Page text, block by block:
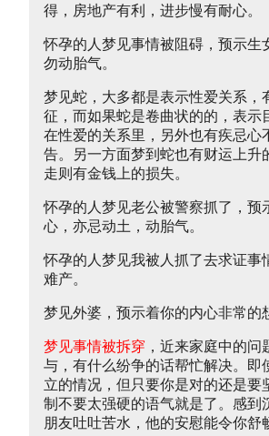
得，房地产有利，进步慢有耐心。
怀孕的人梦见事情被阻碍，预示生
勿动胎气。
梦见蛇，大多都是表示性爱关系，
征，而如果蛇是卷曲状的的，表示
在性爱的关系里，另外也有疾忌心
告。另一方面梦到蛇也有财运上升
走则有金钱上的损失。
怀孕的人梦见老公被警察抓了，预
心，亦忌动土，动胎气。
怀孕的人梦见我被人抓了去求证事
难产。
梦见外婆，预示着你的内心非常的
梦见事情被拆穿 ，近来家庭中的问
与，有什么纷争的话帮忙解决。即
立的情况，但只要你是对的还是要
制不要太强硬的语气就是了。感到
朋友吐吐苦水，他的安慰能令你舒